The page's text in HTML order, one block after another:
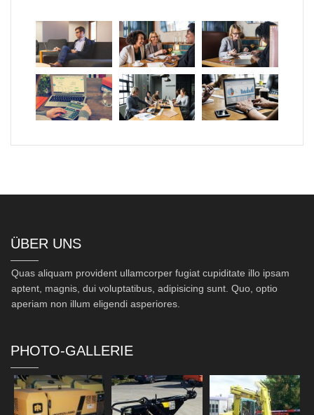
ÜBER UNS
Quas aliquam provident ullamcorper fugiat cupiditate illo ipsam
aptent, magnis, dui voluptatibus, adipisicing sunt. Quo, optio
aperiam non illum eligendi asperiores.
PHOTO-GALLERIE